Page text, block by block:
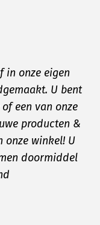
in onze eigen
U bent
een van onze
producten &
onze winkel! U
doormiddel